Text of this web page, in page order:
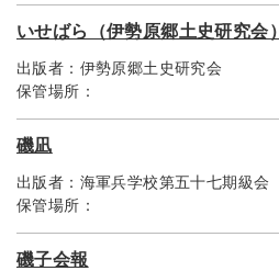
いせばら（伊勢原郷土史研究会）
出版者： 伊勢原郷土史研究会
保管場所：
磯凪
出版者： 海軍兵学校第五十七期級会
保管場所：
磯子会報